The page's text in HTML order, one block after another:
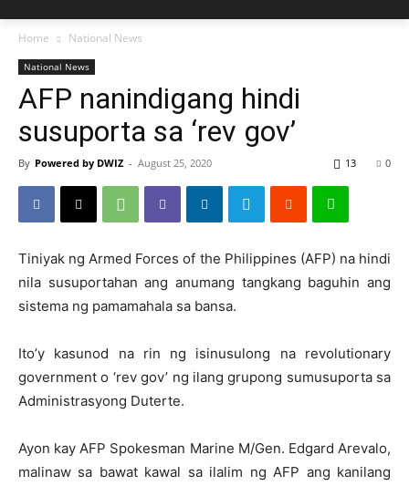
Home National News
National News
AFP nanindigang hindi
susuporta sa ‘rev gov’
By Powered by DWIZ - August 25, 2020 0
13
Tiniyak ng Armed Forces of the Philippines (AFP) na hindi
nila susuportahan ang anumang tangkang baguhin ang
sistema ng pamamahala sa bansa.
Ito’y kasunod na rin ng isinusulong na revolutionary
government o ‘rev gov’ ng ilang grupong sumusuporta sa
Administrasyong Duterte.
Ayon kay AFP Spokesman Marine M/Gen. Edgard Arevalo,
malinaw sa bawat kawal sa ilalim ng AFP ang kanilang